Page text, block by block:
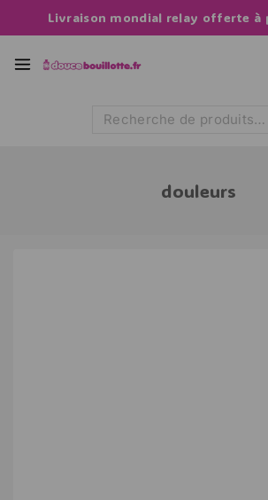
Livraison mondial relay offerte à
douleurs